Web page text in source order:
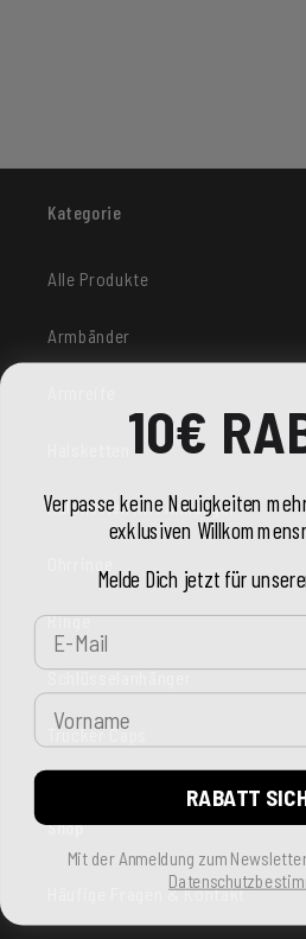
Kategorie
Alle Produkte
Armbänder
Halsketten mit Anhänger
Ringe
Trucker Caps
Shop
Häufige Fragen & Kontakt
10€
Verpasse keine Neuigkeiten
exklusiven
Melde Dich jetzt für
E-Mail
Vorname
RABATT
Mit der Anmeldung zum